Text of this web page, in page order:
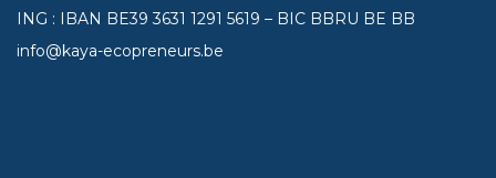
ING : IBAN BE393631 1291 5619 – BIC BBRU BE BB
info@kaya-ecopreneurs.be